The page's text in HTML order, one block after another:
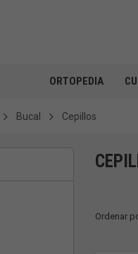
ORTOPEDIA
Bucal Cepillos
Ordenar